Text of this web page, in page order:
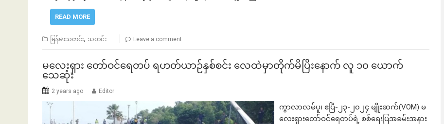
READ MORE
မြန်မာသတင်း, သတင်း Leave a comment
မလေးရှား တော်ဝင်ရေတပ် ရဟတ်ယာဉ်နှစ်စင်း လေထဲမှာတိုက်မိပြိးနောက် လူ ၁၀ ယောက်
သေဆုံး
2 years ago Editor
ကွာလာလမ်ပူ၊ ဧပြီ-၂၃-၂၀၂၄ မျိုးဆက်(VOM) မ
လေးရှားတော်ဝင်ရေတပ်ရဲ့ စစ်ရေးပြအခမ်းအနား